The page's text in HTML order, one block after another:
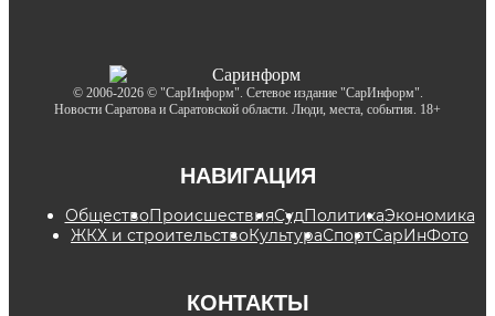
© 2006-2026 © "СарИнформ". Сетевое издание "СарИнформ".
Новости Саратова и Саратовской области. Люди, места, события. 18+
НАВИГАЦИЯ
ОбществоПроисшествияСудПолитикаЭкономика
ЖКХ и строительствоКультураСпортСарИнФото
КОНТАКТЫ